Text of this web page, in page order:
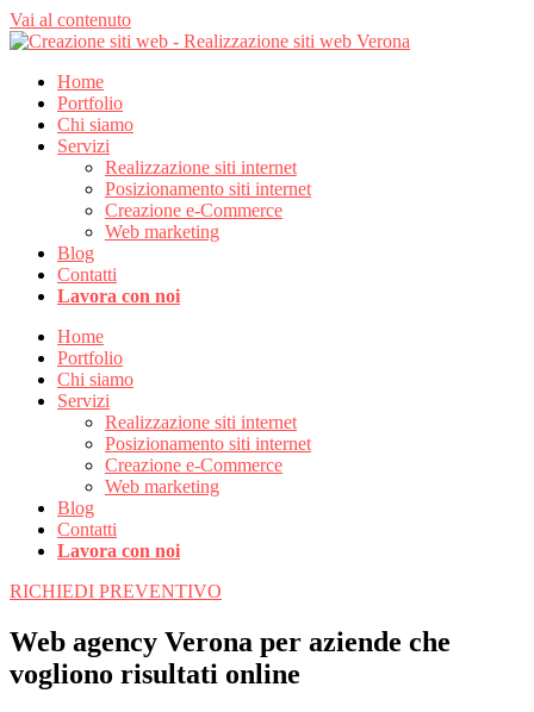
Vai al contenuto
Home
Portfolio
Chi siamo
Servizi
Realizzazione siti internet
Posizionamento siti internet
Creazione e-Commerce
Web marketing
Blog
Contatti
Lavora con noi
Home
Portfolio
Chi siamo
Servizi
Realizzazione siti internet
Posizionamento siti internet
Creazione e-Commerce
Web marketing
Blog
Contatti
Lavora con noi
RICHIEDI PREVENTIVO
Web agency Verona per aziende che
vogliono risultati online